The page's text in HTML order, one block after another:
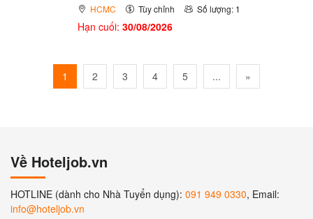
HCMC Tùy chỉnh Số lượng: 1
Hạn cuối: 30/08/2026
1 2 3 4 5 ... »
Về Hoteljob.vn
HOTLINE (dành cho Nhà Tuyển dụng): 091 949 0330, Email:
info@hoteljob.vn